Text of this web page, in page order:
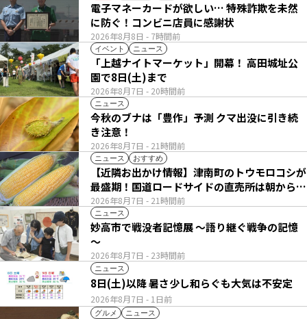
2026年8月8日 - 7時間前
電子マネーカードが欲しい… 特殊詐欺を未然
に防ぐ！コンビニ店員に感謝状
イベント ニュース
2026年8月7日 - 20時間前
「上越ナイトマーケット」開幕！ 高田城址公
園で8日(土)まで
ニュース
2026年8月7日 - 21時間前
今秋のブナは「豊作」予測 クマ出没に引き続
き注意！
ニュース おすすめ
2026年8月7日 - 21時間前
【近隣お出かけ情報】津南町のトウモロコシが
最盛期！国道ロードサイドの直売所は朝から長
い列
ニュース
2026年8月7日 - 23時間前
妙高市で戦没者記憶展 ～語り継ぐ戦争の記憶
～
ニュース
2026年8月7日 - 1日前
8日(土)以降 暑さ少し和らぐも大気は不安定
グルメ ニュース